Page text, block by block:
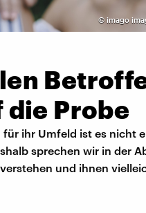
© imago
die Probe
ihr Umfeld ist es nicht
sprechen wir in der
und ihnen